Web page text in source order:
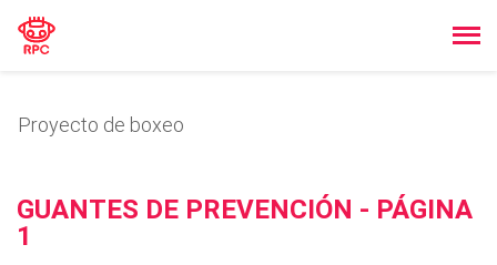
Proyecto de boxeo
GUANTES DE PREVENCIÓN - PÁGINA
1